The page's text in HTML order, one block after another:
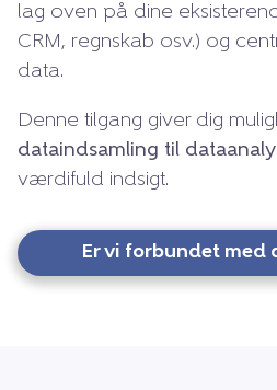
lag oven på dine
CRM, regnskab osv.) og
data.
Denne tilgang giver dig
dataindsamling til
værdifuld indsigt.
Er vi forbundet med